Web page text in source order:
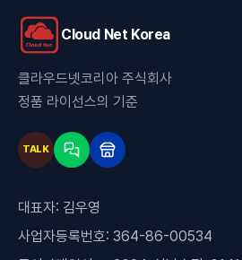
Cloud Net Korea
클라우드넷코리아 주식회사
정품 라이선스의 기준
TALK
대표자: 김우영
사업자등록번호: 364-86-00534